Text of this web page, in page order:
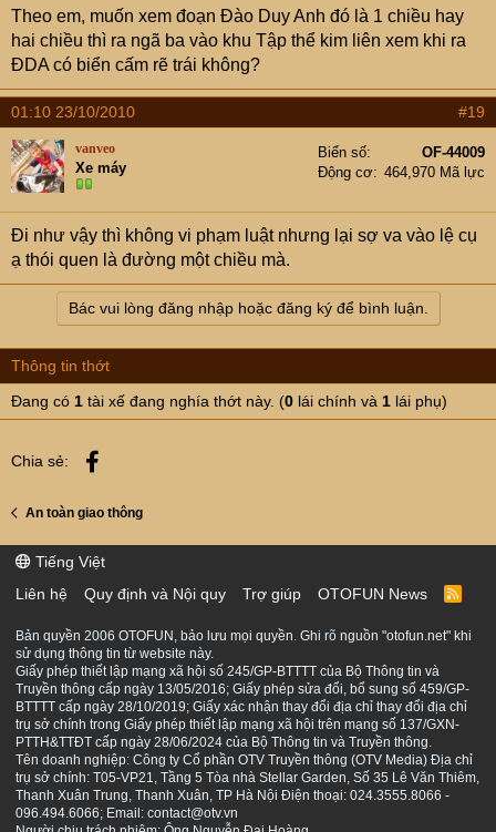
Theo em, muốn xem đoạn Đào Duy Anh đó là 1 chiều hay
hai chiều thì ra ngã ba vào khu Tập thể kim liên xem khi ra
ĐDA có biển cấm rẽ trái không?
01:10 23/10/2010 #19
vanveo
Xe máy
Biển số
OF-44009
Động cơ
464,970 Mã lực
Đi như vậy thì không vi phạm luật nhưng lại sợ va vào lệ cụ
ạ thói quen là đường một chiều mà.
Bác vui lòng đăng nhập hoặc đăng ký để bình luận.
Thông tin thớt
Đang có 1 tài xế đang nghía thớt này. (0 lái chính và 1 lái phụ)
Chia sẻ:
An toàn giao thông
Tiếng Việt
Liên hệ
Quy định và Nội quy Trợ giúp OTOFUN News
R
S
Bản quyền 2006 OTOFUN, bảo lưu mọi quyền. Ghi rõ nguồn "otofun.net" khi
sử dụng thông tin từ website này.
Giấy phép thiết lập mạng xã hội số 245/GP-BTTTT của Bộ Thông tin và
Truyền thông cấp ngày 13/05/2016; Giấy phép sửa đổi, bổ sung số 459/GP-
BTTTT cấp ngày 28/10/2019; Giấy xác nhận thay đổi địa chỉ thay đổi địa chỉ
trụ sở chính trong Giấy phép thiết lập mạng xã hội trên mạng số 137/GXN-
PTTH&TTĐT cấp ngày 28/06/2024 của Bộ Thông tin và Truyền thông.
Tên doanh nghiệp: Công ty Cổ phần OTV Truyền thông (OTV Media) Địa chỉ
trụ sở chính: T05-VP21, Tầng 5 Tòa nhà Stellar Garden, Số 35 Lê Văn Thiêm,
Thanh Xuân Trung, Thanh Xuân, TP Hà Nội Điện thoại: 024.3555.8066 -
096.494.6066; Email: contact@otv.vn